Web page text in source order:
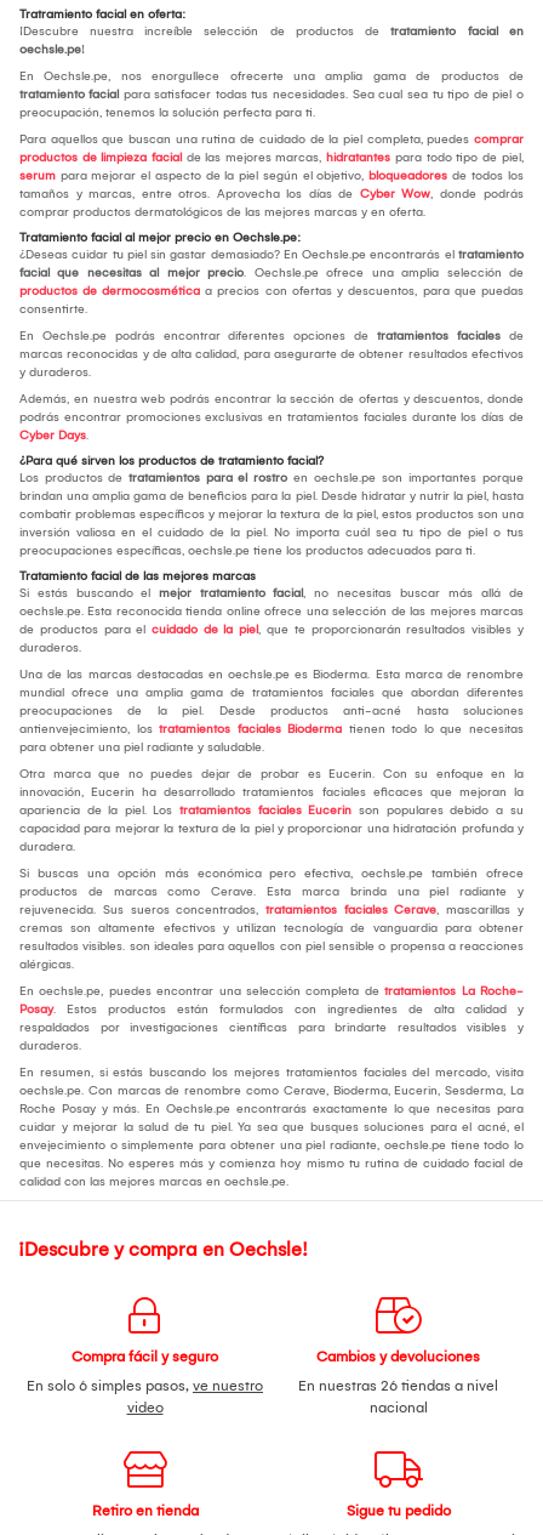
Tratramiento facial en oferta:
¡Descubre nuestra increíble selección de productos de tratamiento facial en
oechsle.pe!
En Oechsle.pe, nos enorgullece ofrecerte una amplia gama de productos de
tratamiento facial para satisfacer todas tus necesidades. Sea cual sea tu tipo de piel o
preocupación, tenemos la solución perfecta para ti.
Para aquellos que buscan una rutina de cuidado de la piel completa, puedes comprar
productos de limpieza facial de las mejores marcas, hidratantes para todo tipo de piel,
serum para mejorar el aspecto de la piel según el objetivo, bloqueadores de todos los
tamaños y marcas, entre otros. Aprovecha los días de Cyber Wow, donde podrás
comprar productos dermatológicos de las mejores marcas y en oferta.
Tratamiento facial al mejor precio en Oechsle.pe:
¿Deseas cuidar tu piel sin gastar demasiado? En Oechsle.pe encontrarás el tratamiento
facial que necesitas al mejor precio. Oechsle.pe ofrece una amplia selección de
productos de dermocosmética a precios con ofertas y descuentos, para que puedas
consentirte.
En Oechsle.pe podrás encontrar diferentes opciones de tratamientos faciales de
marcas reconocidas y de alta calidad, para asegurarte de obtener resultados efectivos
y duraderos.
Además, en nuestra web podrás encontrar la sección de ofertas y descuentos, donde
podrás encontrar promociones exclusivas en tratamientos faciales durante los días de
Cyber Days.
¿Para qué sirven los productos de tratamiento facial?
Los productos de tratamientos para el rostro en oechsle.pe son importantes porque
brindan una amplia gama de beneficios para la piel. Desde hidratar y nutrir la piel, hasta
combatir problemas específicos y mejorar la textura de la piel, estos productos son una
inversión valiosa en el cuidado de la piel. No importa cuál sea tu tipo de piel o tus
preocupaciones específicas, oechsle.pe tiene los productos adecuados para ti.
Tratamiento facial de las mejores marcas
Si estás buscando el mejor tratamiento facial, no necesitas buscar más allá de
oechsle.pe. Esta reconocida tienda online ofrece una selección de las mejores marcas
de productos para el cuidado de la piel, que te proporcionarán resultados visibles y
duraderos.
Una de las marcas destacadas en oechsle.pe es Bioderma. Esta marca de renombre
mundial ofrece una amplia gama de tratamientos faciales que abordan diferentes
preocupaciones de la piel. Desde productos anti-acné hasta soluciones
antienvejecimiento, los tratamientos faciales Bioderma tienen todo lo que necesitas
para obtener una piel radiante y saludable.
Otra marca que no puedes dejar de probar es Eucerin. Con su enfoque en la
innovación, Eucerin ha desarrollado tratamientos faciales eficaces que mejoran la
apariencia de la piel. Los tratamientos faciales Eucerin son populares debido a su
capacidad para mejorar la textura de la piel y proporcionar una hidratación profunda y
duradera.
Si buscas una opción más económica pero efectiva, oechsle.pe también ofrece
productos de marcas como Cerave. Esta marca brinda una piel radiante y
rejuvenecida. Sus sueros concentrados, tratamientos faciales Cerave, mascarillas y
cremas son altamente efectivos y utilizan tecnología de vanguardia para obtener
resultados visibles. son ideales para aquellos con piel sensible o propensa a reacciones
alérgicas.
En oechsle.pe, puedes encontrar una selección completa de tratamientos La Roche-
Posay. Estos productos están formulados con ingredientes de alta calidad y
respaldados por investigaciones científicas para brindarte resultados visibles y
duraderos.
En resumen, si estás buscando los mejores tratamientos faciales del mercado, visita
oechsle.pe. Con marcas de renombre como Cerave, Bioderma, Eucerin, Sesderma, La
Roche Posay y más. En Oechsle.pe encontrarás exactamente lo que necesitas para
cuidar y mejorar la salud de tu piel. Ya sea que busques soluciones para el acné, el
envejecimiento o simplemente para obtener una piel radiante, oechsle.pe tiene todo lo
que necesitas. No esperes más y comienza hoy mismo tu rutina de cuidado facial de
calidad con las mejores marcas en oechsle.pe.
¡Descubre y compra en Oechsle!
Compra fácil y seguro
En solo 6 simples pasos, ve nuestro
video
Cambios y devoluciones
En nuestras 26 tiendas a nivel
nacional
Retiro en tienda
Sigue tu pedido